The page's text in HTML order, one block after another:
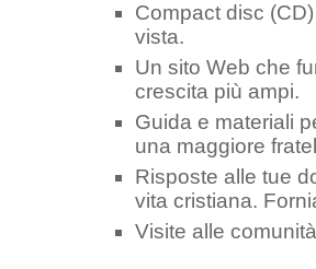
Compact disc
vista.
Un sito Web che
crescita più ampi.
Guida e materiali
una maggiore
Risposte alle tue
vita cristiana.
Visite alle